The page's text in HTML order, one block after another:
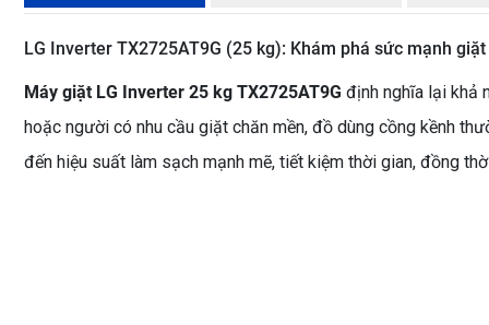
LG Inverter TX2725AT9G (25 kg): Khám phá sức mạnh
Máy giặt LG Inverter 25 kg TX2725AT9G định nghĩa lại khả
hoặc người có nhu cầu giặt chăn mền, đồ dùng cồng kềnh
đến hiệu suất làm sạch mạnh mẽ, tiết kiệm thời gian, đồng